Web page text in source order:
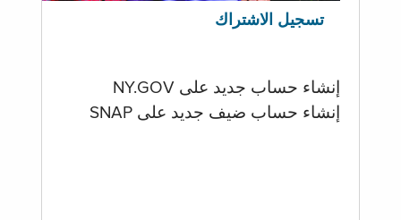
تسجيل الاشتراك
إنشاء حساب جديد على NY.GOV
إنشاء حساب ضيف جديد على SNAP